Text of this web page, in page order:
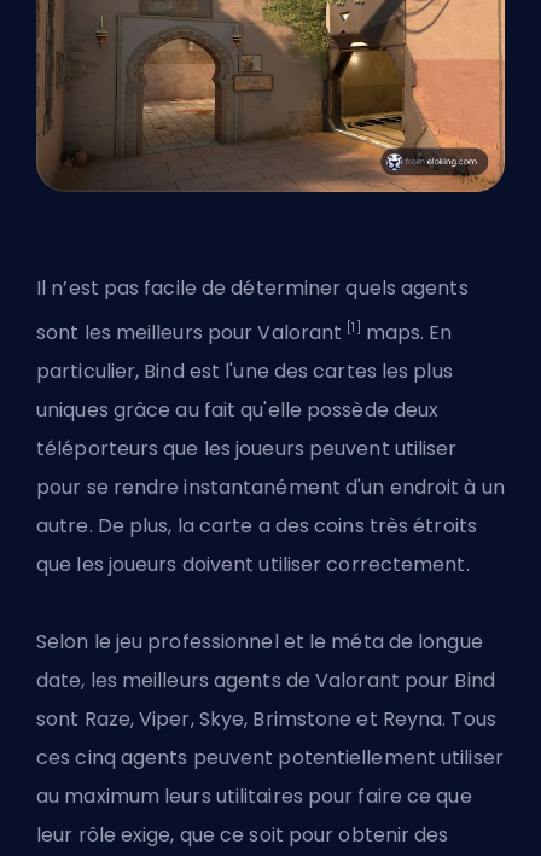
Il n’est pas facile de déterminer quels agents
sont les meilleurs pour Valorant [1]
maps. En
particulier, Bind est l'une descartes les plus
uniques grâce au fait qu'elle possède deux
téléporteurs que les joueurs peuvent utiliser
pour se rendre instantanément d'un endroit à un
autre. De plus, la carte a des coins très étroits
que les joueurs doivent utiliser correctement.
Selon le jeu professionnel et le méta de longue
date, les meilleurs agents de Valorant pour Bind
sont Raze, Viper, Skye, Brimstone et Reyna. Tous
ces cinq agents peuvent potentiellement utiliser
au maximum leurs utilitaires pour faire ce que
leur rôle exige, que ce soit pour obtenir des